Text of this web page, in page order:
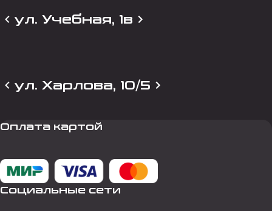
ул. Учебная, 1в
ул. Харлова, 10/5
Оплата картой
Социальные сети